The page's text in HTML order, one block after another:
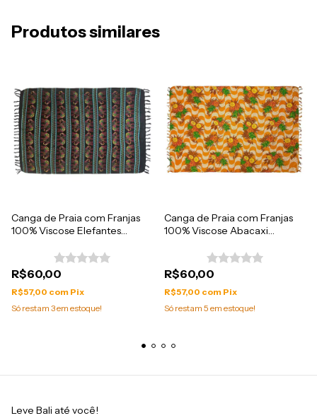
Produtos similares
Canga de Praia com Franjas
100% Viscose Elefantes
R$60,00
R$57,00 com Pix
Só restam 3em estoque!
Canga de Praia com Franjas
100% Viscose Abacaxi
R$60,00
R$57,00 com Pix
Só restam 5 em estoque!
Leve Bali até você!